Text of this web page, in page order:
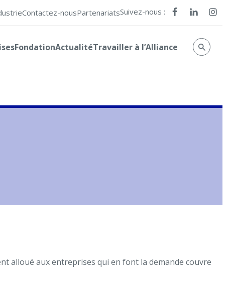
Contactez-nousPartenariatsSuivez-nous :
FondationActualitéTravailler à l’Alliance
alloué aux entreprises qui en font la demande couvre